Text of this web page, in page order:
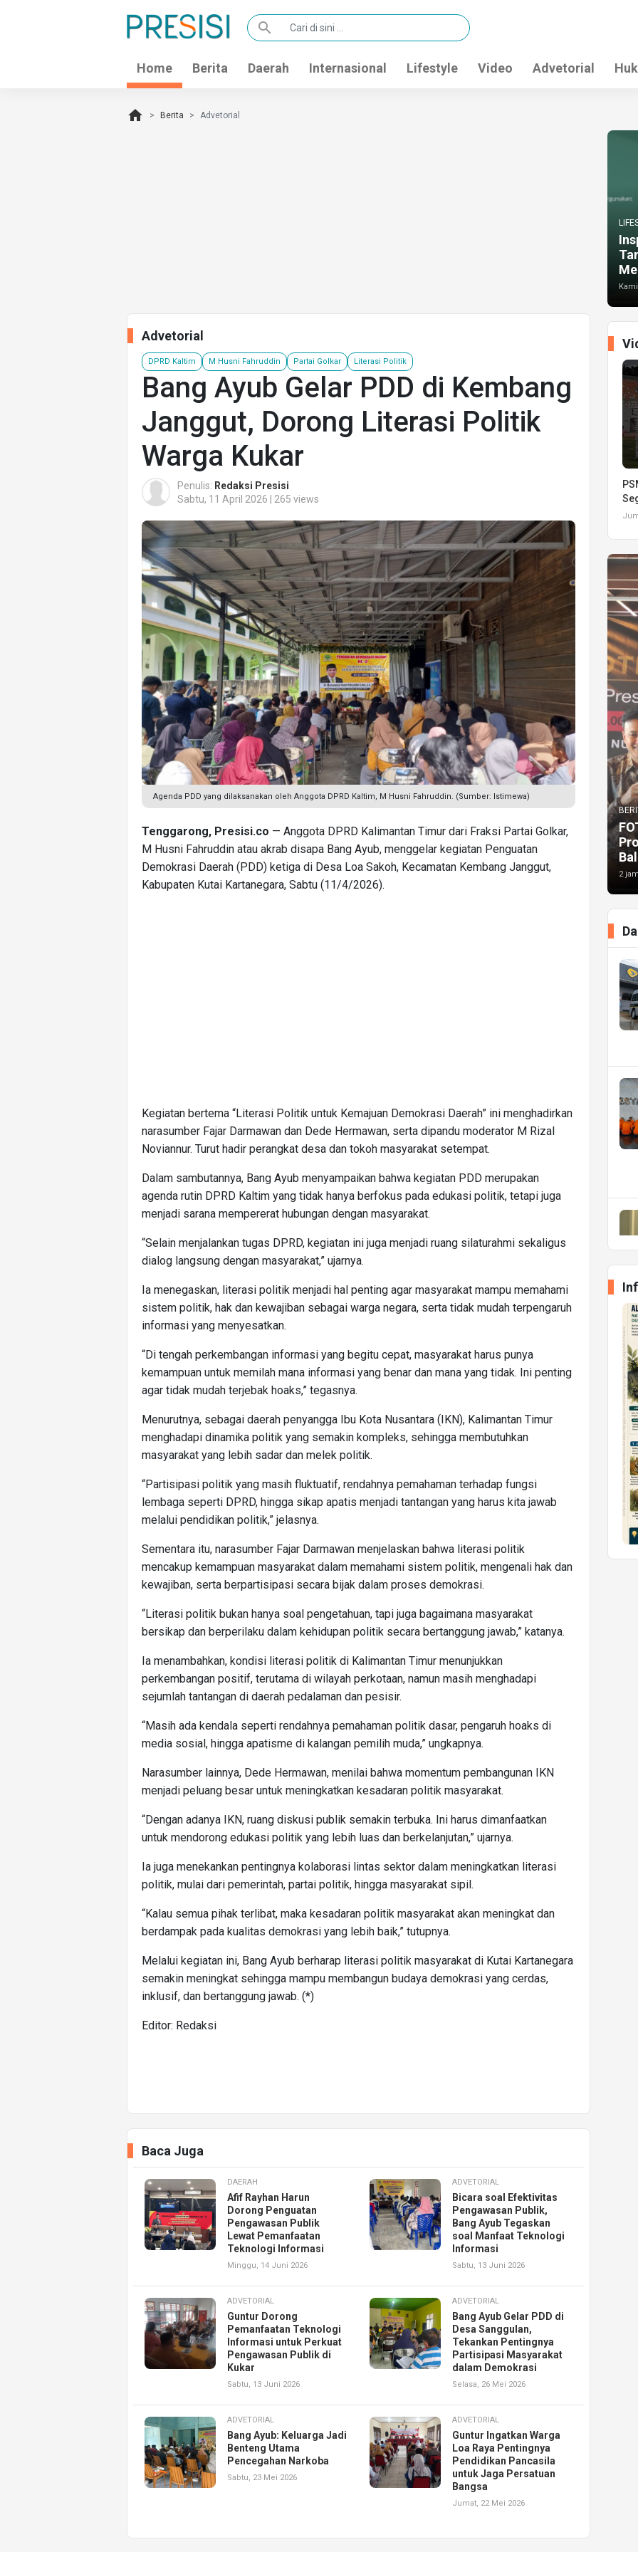
search
Home Berita Daerah Internasional Lifestyle Video Advetorial
home Berita Advetorial
Advetorial
DPRD Kaltim M Husni Fahruddin Partai Golkar Literasi Politik
Bang Ayub Gelar PDD di Kembang
Janggut, Dorong Literasi Politik
Warga Kukar
Penulis: Redaksi Presisi
Sabtu, 11 April 2026 | 265 views
Agenda PDD yang dilaksanakan oleh Anggota DPRD Kaltim, M Husni Fahruddin. (Sumber: Istimewa)
Tenggarong, Presisi.co — Anggota DPRD Kalimantan Timur dari Fraksi Partai Golkar,
M Husni Fahruddin atau akrab disapa Bang Ayub, menggelar kegiatan Penguatan
Demokrasi Daerah (PDD) ketiga di Desa Loa Sakoh, Kecamatan Kembang Janggut,
Kabupaten Kutai Kartanegara, Sabtu (11/4/2026).
Kegiatan bertema “Literasi Politik untuk Kemajuan Demokrasi Daerah” ini menghadirkan
narasumber Fajar Darmawan dan Dede Hermawan, serta dipandu moderator M Rizal
Noviannur. Turut hadir perangkat desa dan tokoh masyarakat setempat.
Dalam sambutannya, Bang Ayub menyampaikan bahwa kegiatan PDD merupakan
agenda rutin DPRD Kaltim yang tidak hanya berfokus pada edukasi politik, tetapi juga
menjadi sarana mempererat hubungan dengan masyarakat.
“Selain menjalankan tugas DPRD, kegiatan ini juga menjadi ruang silaturahmi sekaligus
dialog langsung dengan masyarakat,” ujarnya.
Ia menegaskan, literasi politik menjadi hal penting agar masyarakat mampu memahami
sistem politik, hak dan kewajiban sebagai warga negara, serta tidak mudah terpengaruh
informasi yang menyesatkan.
“Di tengah perkembangan informasi yang begitu cepat, masyarakat harus punya
kemampuan untuk memilah mana informasi yang benar dan mana yang tidak. Ini penting
agar tidak mudah terjebak hoaks,” tegasnya.
Menurutnya, sebagai daerah penyangga Ibu Kota Nusantara (IKN), Kalimantan Timur
menghadapi dinamika politik yang semakin kompleks, sehingga membutuhkan
masyarakat yang lebih sadar dan melek politik.
“Partisipasi politik yang masih fluktuatif, rendahnya pemahaman terhadap fungsi
lembaga seperti DPRD, hingga sikap apatis menjadi tantangan yang harus kita jawab
melalui pendidikan politik,” jelasnya.
Sementara itu, narasumber Fajar Darmawan menjelaskan bahwa literasi politik
mencakup kemampuan masyarakat dalam memahami sistem politik, mengenali hak dan
kewajiban, serta berpartisipasi secara bijak dalam proses demokrasi.
“Literasi politik bukan hanya soal pengetahuan, tapi juga bagaimana masyarakat
bersikap dan berperilaku dalam kehidupan politik secara bertanggung jawab,” katanya.
Ia menambahkan, kondisi literasi politik di Kalimantan Timur menunjukkan
perkembangan positif, terutama di wilayah perkotaan, namun masih menghadapi
sejumlah tantangan di daerah pedalaman dan pesisir.
“Masih ada kendala seperti rendahnya pemahaman politik dasar, pengaruh hoaks di
media sosial, hingga apatisme di kalangan pemilih muda,” ungkapnya.
Narasumber lainnya, Dede Hermawan, menilai bahwa momentum pembangunan IKN
menjadi peluang besar untuk meningkatkan kesadaran politik masyarakat.
“Dengan adanya IKN, ruang diskusi publik semakin terbuka. Ini harus dimanfaatkan
untuk mendorong edukasi politik yang lebih luas dan berkelanjutan,” ujarnya.
Ia juga menekankan pentingnya kolaborasi lintas sektor dalam meningkatkan literasi
politik, mulai dari pemerintah, partai politik, hingga masyarakat sipil.
“Kalau semua pihak terlibat, maka kesadaran politik masyarakat akan meningkat dan
berdampak pada kualitas demokrasi yang lebih baik,” tutupnya.
Melalui kegiatan ini, Bang Ayub berharap literasi politik masyarakat di Kutai Kartanegara
semakin meningkat sehingga mampu membangun budaya demokrasi yang cerdas,
inklusif, dan bertanggung jawab. (*)
Editor: Redaksi
Baca Juga
DAERAH
Afif Rayhan Harun
Dorong Penguatan
Pengawasan Publik
Lewat Pemanfaatan
Teknologi Informasi
Minggu, 14 Juni 2026
ADVETORIAL
Bicara soal Efektivitas
Pengawasan Publik,
Bang Ayub Tegaskan
soal Manfaat Teknologi
Informasi
Sabtu, 13 Juni 2026
ADVETORIAL
Guntur Dorong
Pemanfaatan Teknologi
Informasi untuk Perkuat
Pengawasan Publik di
Kukar
Sabtu, 13 Juni 2026
ADVETORIAL
Bang Ayub Gelar PDD di
Desa Sanggulan,
Tekankan Pentingnya
Partisipasi Masyarakat
dalam Demokrasi
Selasa, 26 Mei 2026
ADVETORIAL
Bang Ayub: Keluarga Jadi
Benteng Utama
Pencegahan Narkoba
Sabtu, 23 Mei 2026
ADVETORIAL
Guntur Ingatkan Warga
Loa Raya Pentingnya
Pendidikan Pancasila
untuk Jaga Persatuan
Bangsa
Jumat, 22 Mei 2026
2